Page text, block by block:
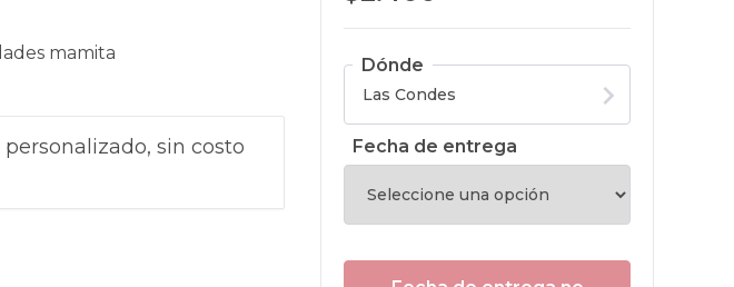
mamita
sin costo
Dónde
Fecha de entrega